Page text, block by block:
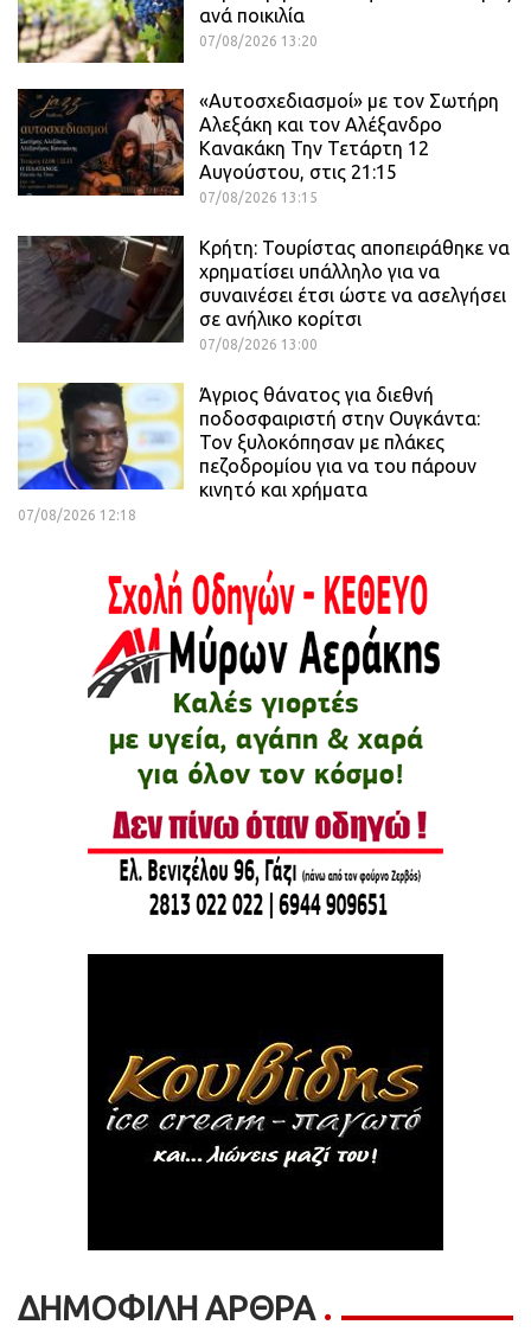
ανά ποικιλία
07/08/2026 13:20
«Αυτοσχεδιασμοί» με τον Σωτήρη
Αλεξάκη και τον Αλέξανδρο
Κανακάκη Την Τετάρτη 12
Αυγούστου, στις 21:15
07/08/2026 13:15
Κρήτη: Τουρίστας αποπειράθηκε να
χρηματίσει υπάλληλο για να
συναινέσει έτσι ώστε να ασελγήσει
σε ανήλικο κορίτσι
07/08/2026 13:00
Άγριος θάνατος για διεθνή
ποδοσφαιριστή στην Ουγκάντα:
Τον ξυλοκόπησαν με πλάκες
πεζοδρομίου για να του πάρουν
κινητό και χρήματα
07/08/2026 12:18
ΔΗΜΟΦΙΛΗ ΑΡΘΡΑ